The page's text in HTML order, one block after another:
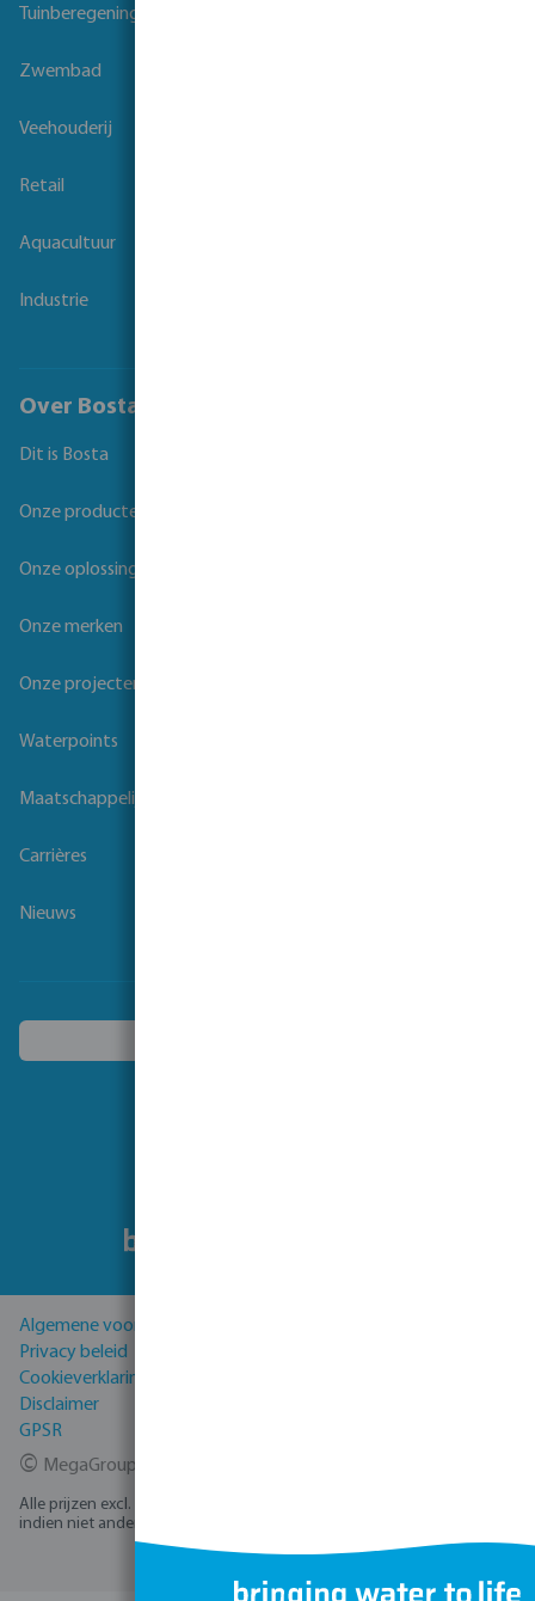
Tuinberegening
Zwembad
Veehouderij
Retail
Aquacultuur
Industrie
Over Bosta
Dit is Bosta
Onze producten
Onze oplossingen
Onze merken
Onze projecten
Waterpoints
Maatschappelijk verantwoord ondernemen
Carrières
Nieuws
Algemene voorwaarden
Privacy beleid
Cookieverklaring
Disclaimer
GPSR
© MegaGroup Trade 2026
Alle prijzen excl. BTW plus
indien niet anders vermeld.